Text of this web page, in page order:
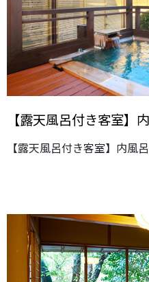
【露天風呂付き客室】
【露天風呂付き客室】内風